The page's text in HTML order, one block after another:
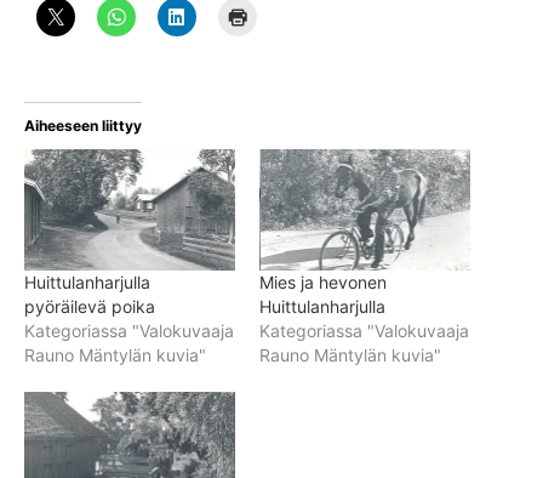
Aiheeseen liittyy
Huittulanharjulla
pyöräilevä poika
Kategoriassa "Valokuvaaja
Rauno Mäntylän kuvia"
Mies ja hevonen
Huittulanharjulla
Kategoriassa "Valokuvaaja
Rauno Mäntylän kuvia"